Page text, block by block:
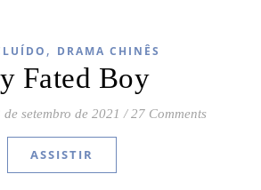
, DRAMA CHINÊS
Fated Boy
de setembro de 2021 / 27 Comments
ASSISTIR